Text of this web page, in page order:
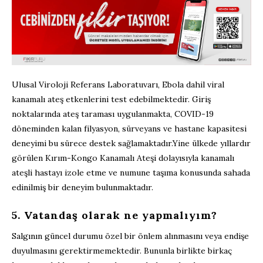
Ulusal Viroloji Referans Laboratuvarı, Ebola dahil viral
kanamalı ateş etkenlerini test edebilmektedir. Giriş
noktalarında ateş taraması uygulanmakta, COVID-19
döneminden kalan filyasyon, sürveyans ve hastane kapasitesi
deneyimi bu sürece destek sağlamaktadır.Yine ülkede yıllardır
görülen Kırım-Kongo Kanamalı Ateşi dolayısıyla kanamalı
ateşli hastayı izole etme ve numune taşıma konusunda sahada
edinilmiş bir deneyim bulunmaktadır.
5. Vatandaş olarak ne yapmalıyım?
Salgının güncel durumu özelbir önlem alınmasını veya endişe
duyulmasını gerektirmemektedir. Bununla birlikte birkaç